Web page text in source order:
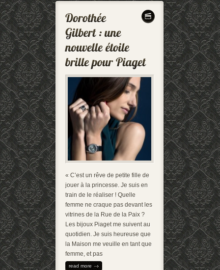
« C’est un rêve de petite fille de
jouer à la princesse. Je suis en
train de le réaliser ! Quelle
femme ne craque pas devant les
vitrines de la Rue de la Paix ?
Les bijoux Piaget me suivent au
quotidien. Je suis heureuse que
la Maison me veuille en tant que
femme, et pas
read more